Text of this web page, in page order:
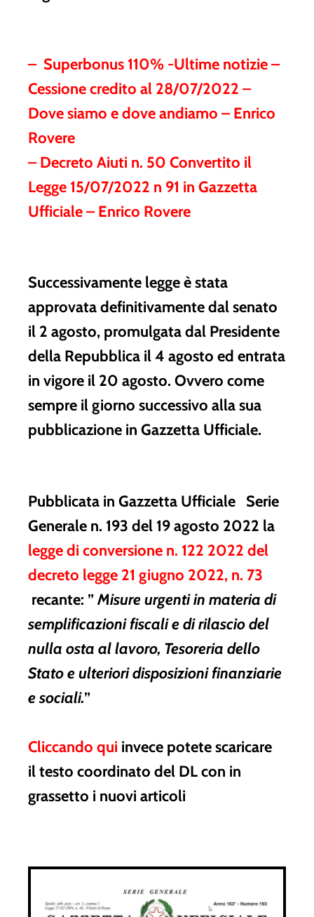
– Superbonus 110% -Ultime notizie –
Cessione credito al 28/07/2022 –
Dove siamo e dove andiamo – Enrico
Rovere
– Decreto Aiuti n. 50 Convertito il
Legge 15/07/2022 n 91 in Gazzetta
Ufficiale – Enrico Rovere
Successivamente legge è stata
approvata definitivamente dal senato
il 2 agosto, promulgata dal Presidente
della Repubblica il 4 agosto ed entrata
in vigore il 20 agosto. Ovvero come
sempre il giorno successivo alla sua
pubblicazione in Gazzetta Ufficiale.
Pubblicata in Gazzetta Ufficiale Serie
Generale n. 193 del 19 agosto 2022 la
legge di conversione n. 122 2022 del
decreto legge 21 giugno 2022, n. 73
recante: ”Misure urgenti in materia di
semplificazioni fiscali e di rilascio del
nulla osta al lavoro, Tesoreria dello
Stato e ulteriori disposizioni finanziarie
e sociali.”
Cliccando qui invece potete scaricare
il testo coordinato del DL con in
grassetto i nuovi articoli